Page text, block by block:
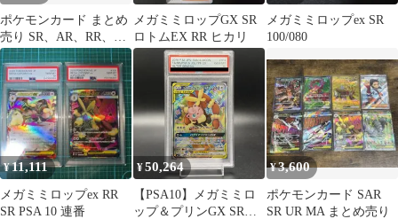
ポケモンカード まとめ
売り SR、AR、RR、R 8
枚セット
メガミミロップGX SR
ロトムEX RR ヒカリ
メガミミロップex SR
100/080
¥11,111
メガミミロップex RR
SR PSA 10 連番
¥50,264
【PSA10】メガミミロ
ップ＆プリンGX SR
¥3,600
ポケモンカード SAR
SR UR MA まとめ売り